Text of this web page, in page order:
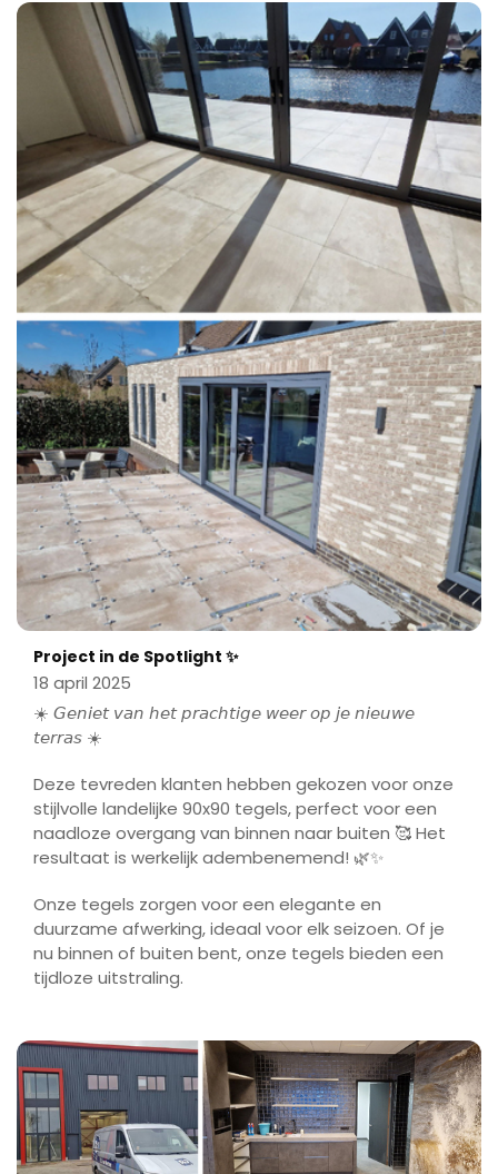
Project in de Spotlight ✨
18 april 2025
☀️ 𝘎𝘦𝘯𝘪𝘦𝘵 𝘷𝘢𝘯 𝘩𝘦𝘵 𝘱𝘳𝘢𝘤𝘩𝘵𝘪𝘨𝘦 𝘸𝘦𝘦𝘳 𝘰𝘱 𝘫𝘦 𝘯𝘪𝘦𝘶𝘸𝘦
𝘵𝘦𝘳𝘳𝘢𝘴 ☀️
Deze tevreden klanten hebben gekozen voor onze
stijlvolle landelijke 90x90 tegels, perfect voor een
naadloze overgang van binnen naar buiten 🥰 Het
resultaat is werkelijk adembenemend! 🌿✨
Onze tegels zorgen voor een elegante en
duurzame afwerking, ideaal voor elk seizoen. Of je
nu binnen of buiten bent, onze tegels bieden een
tijdloze uitstraling.